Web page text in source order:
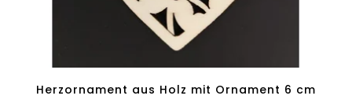
Herzornament aus Holz mit Ornament 6 cm